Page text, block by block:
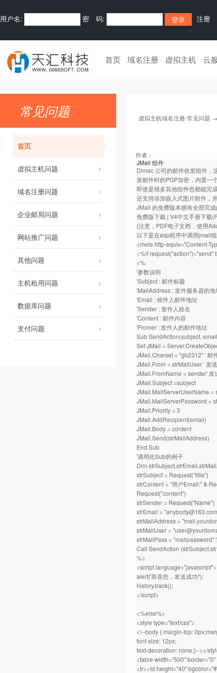
用户名: 密 码: 注册
首页 域名注册 虚拟主机 云
常见问题
首页
虚拟主机问题
域名注册问题
企业邮局问题
网站推广问题
其他问题
主机租用问题
数据库问题
支付问题
虚拟主机域名注册-常见问题
作者：
JMail 组件
Dimac 公司的邮件收发组件，
发邮件时的PGP加密，内置一
即使是很多其他组件也都能完
还支持添加嵌入式图片附件，
JMail 的免费版本拥有全部完
免费版下载 | V4中文手册下载
(注意，PDF电子文档，使用
以下是在asp程序中调用jmail
<meta http-equiv="Content-
<%if request("action")="send"
<%
'参数说明
'Subject : 邮件标题
'MailAddress : 发件服务器的
'Email : 收件人邮件地址
'Sender : 发件人姓名
'Content : 邮件内容
'Fromer : 发件人的邮件地址
Sub SendAction(subject,
Set JMail =
JMail.Charset = "gb2312" ' 邮
JMail.From = strMailUser ' 发
JMail.FromName = sender' 发
JMail.Subject =subject
JMail.MailServerUserName =
JMail.MailServerPassword =
JMail.Priority = 3
JMail.AddRecipient(email)
JMail.Body = content
JMail.Send(strMailAddress)
End Sub
'调用此Sub的例子
Dim
strSubject = Request("title")
strContent = "用户Email:" &
Request("content")
strSender = Request("Name")
strEmail =
strMailAddress =
strMailUser =
strMailPass = "mailpassword"
Call SendAction
%>
<script language="javascript">
alert('恭喜您，发送成功!');
history.back();
</script>
<%else%>
<style type="text/css">
<!--body { margin-top:
font-size: 12px;
text-decoration: none;}--></
<table width="500"
<tr><td height="40"